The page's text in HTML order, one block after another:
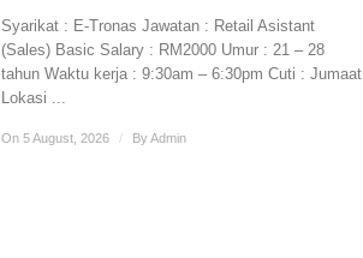
Syarikat : E-Tronas Jawatan : Retail Asistant
(Sales) Basic Salary : RM2000 Umur : 21 – 28
tahun Waktu kerja : 9:30am – 6:30pm Cuti : Jumaat
Lokasi ...
On 5 August, 2026 / ByAdmin